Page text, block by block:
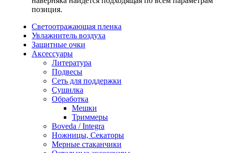
позиция.
Светоотражающая пленка
Увлажнитель воздуха
Защитные очки
Аксессуары
Литература
Подвесы
Сеть для поддержки
Сушилка
Обработка
Мешки
Триммеры
Boveda / Integra
Ножницы, Секаторы
Мерные стаканчики